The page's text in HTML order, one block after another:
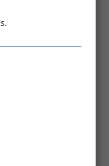
sonde